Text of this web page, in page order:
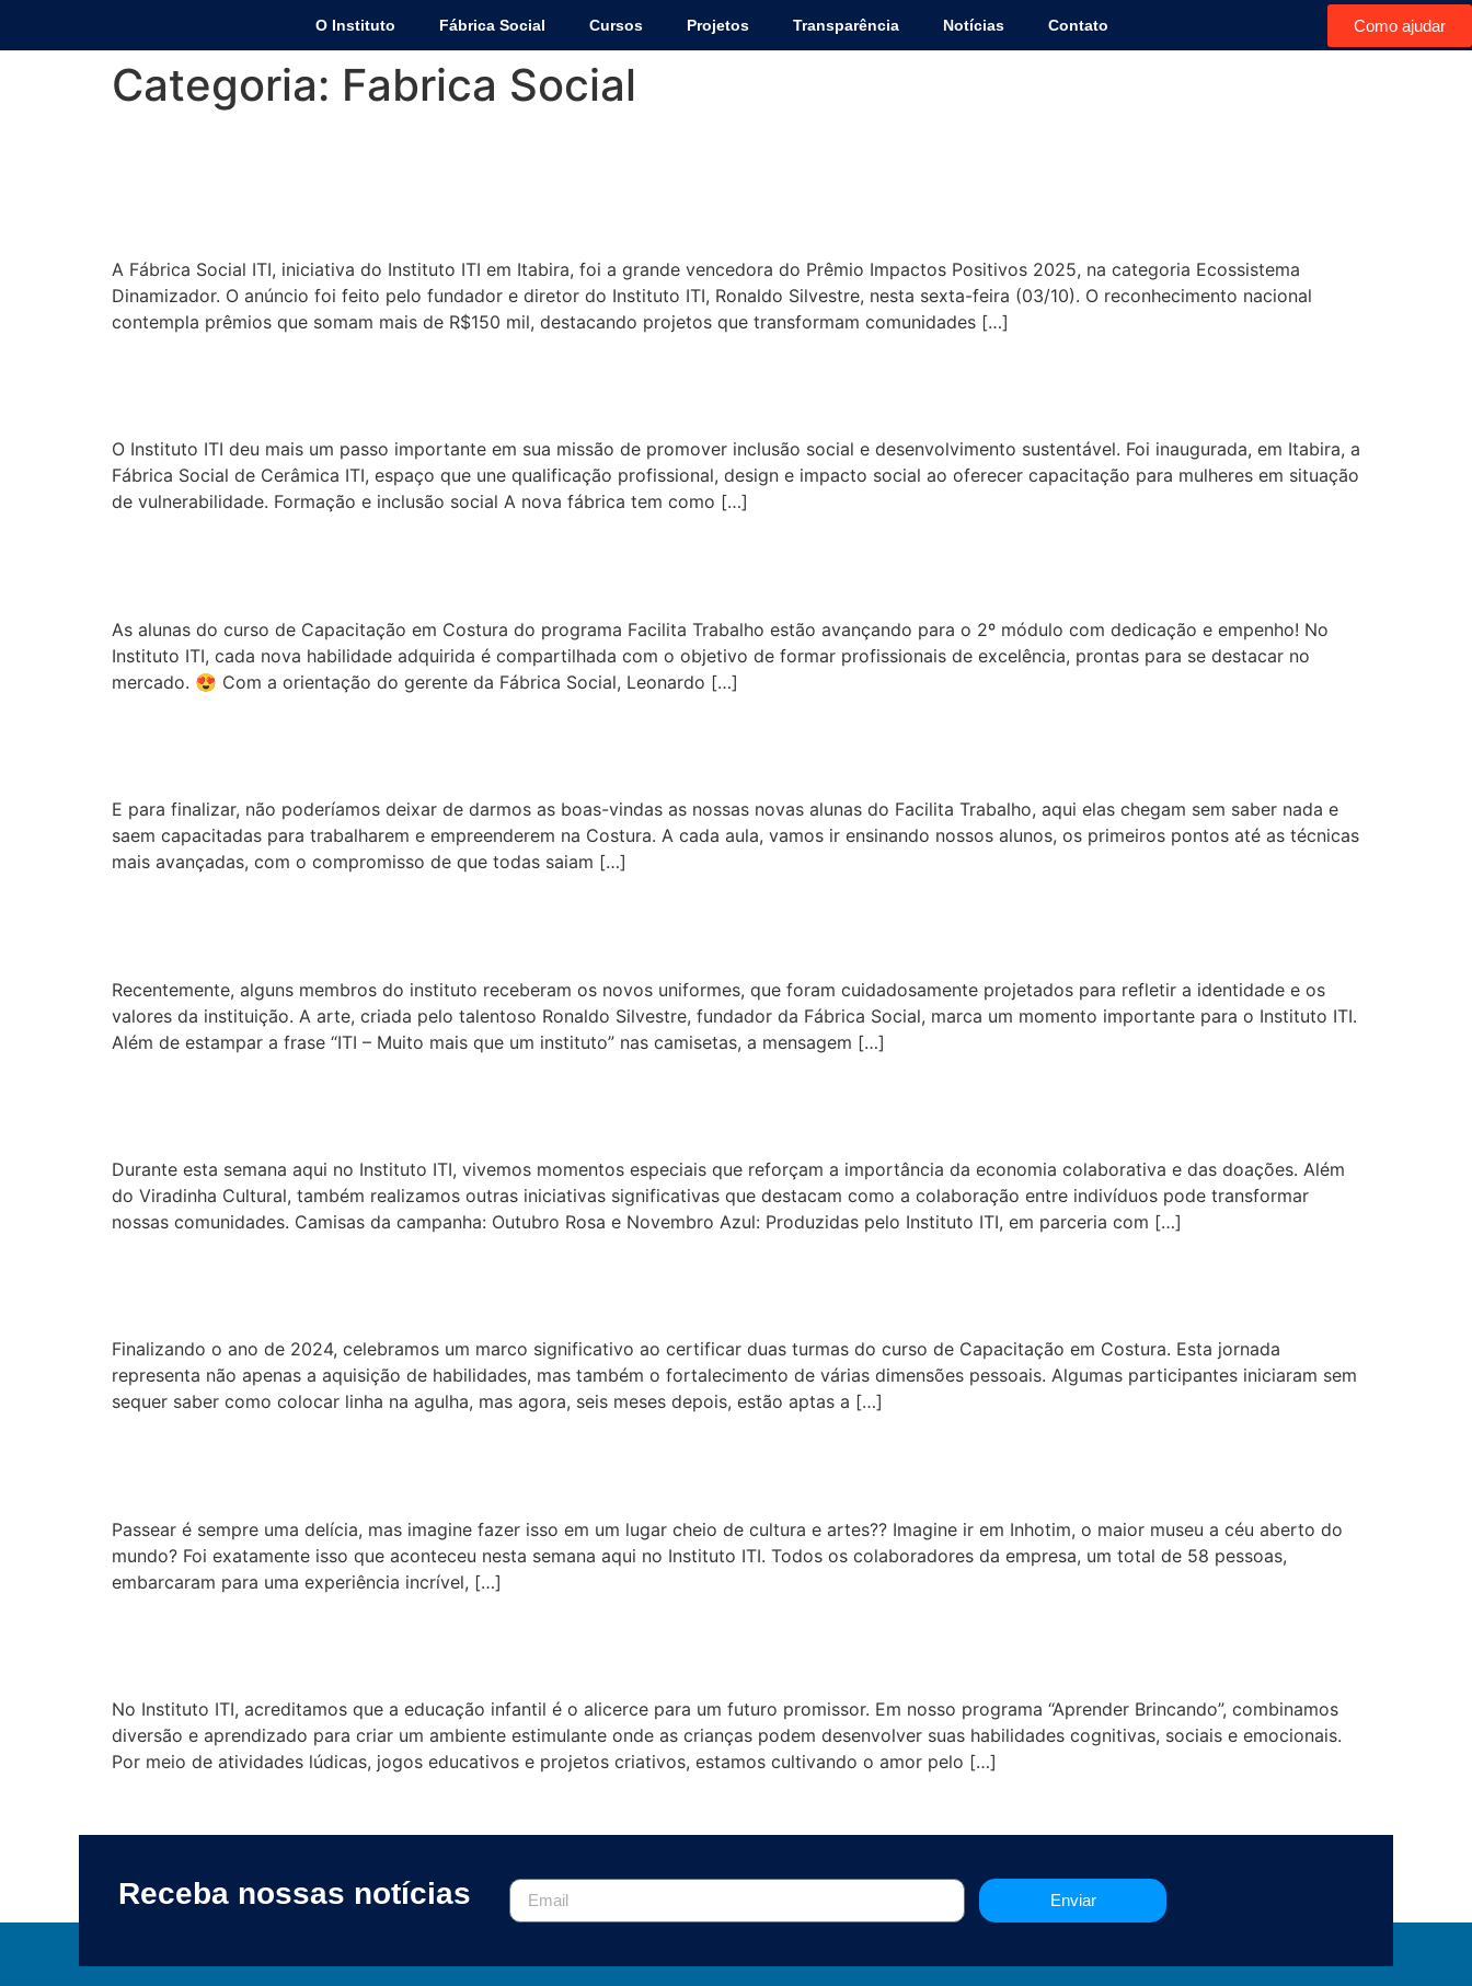
O Instituto Fábrica Social Cursos Projetos Transparência Notícias Contato Como ajudar
Categoria: Fabrica Social
A Fábrica Social ITI, iniciativa do Instituto ITI em Itabira, foi a grande vencedora do Prêmio Impactos Positivos 2025, na categoria Ecossistema
Dinamizador. O anúncio foi feito pelo fundador e diretor do Instituto ITI, Ronaldo Silvestre, nesta sexta-feira (03/10). O reconhecimento nacional
contempla prêmios que somam mais de R$150 mil, destacando projetos que transformam comunidades […]
O Instituto ITI deu mais um passo importante em sua missão de promover inclusão social e desenvolvimento sustentável. Foi inaugurada, em Itabira, a
Fábrica Social de Cerâmica ITI, espaço que une qualificação profissional, design e impacto social ao oferecer capacitação para mulheres em situação
de vulnerabilidade. Formação e inclusão social A nova fábrica tem como […]
As alunas do curso de Capacitação em Costura do programa Facilita Trabalho estão avançando para o 2º módulo com dedicação e empenho! No
Instituto ITI, cada nova habilidade adquirida é compartilhada com o objetivo de formar profissionais de excelência, prontas para se destacar no
mercado. 😍 Com a orientação do gerente da Fábrica Social, Leonardo […]
E para finalizar, não poderíamos deixar de darmos as boas-vindas as nossas novas alunas do Facilita Trabalho, aqui elas chegam sem saber nada e
saem capacitadas para trabalharem e empreenderem na Costura. A cada aula, vamos ir ensinando nossos alunos, os primeiros pontos até as técnicas
mais avançadas, com o compromisso de que todas saiam […]
Recentemente, alguns membros do instituto receberam os novos uniformes, que foram cuidadosamente projetados para refletir a identidade e os
valores da instituição. A arte, criada pelo talentoso Ronaldo Silvestre, fundador da Fábrica Social, marca um momento importante para o Instituto ITI.
Além de estampar a frase “ITI – Muito mais que um instituto” nas camisetas, a mensagem […]
Durante esta semana aqui no Instituto ITI, vivemos momentos especiais que reforçam a importância da economia colaborativa e das doações. Além
do Viradinha Cultural, também realizamos outras iniciativas significativas que destacam como a colaboração entre indivíduos pode transformar
nossas comunidades. Camisas da campanha: Outubro Rosa e Novembro Azul: Produzidas pelo Instituto ITI, em parceria com […]
Finalizando o ano de 2024, celebramos um marco significativo ao certificar duas turmas do curso de Capacitação em Costura. Esta jornada
representa não apenas a aquisição de habilidades, mas também o fortalecimento de várias dimensões pessoais. Algumas participantes iniciaram sem
sequer saber como colocar linha na agulha, mas agora, seis meses depois, estão aptas a […]
Passear é sempre uma delícia, mas imagine fazer isso em um lugar cheio de cultura e artes?? Imagine ir em Inhotim, o maior museu a céu aberto do
mundo? Foi exatamente isso que aconteceu nesta semana aqui no Instituto ITI. Todos os colaboradores da empresa, um total de 58 pessoas,
embarcaram para uma experiência incrível, […]
No Instituto ITI, acreditamos que a educação infantil é o alicerce para um futuro promissor. Em nosso programa “Aprender Brincando”, combinamos
diversão e aprendizado para criar um ambiente estimulante onde as crianças podem desenvolver suas habilidades cognitivas, sociais e emocionais.
Por meio de atividades lúdicas, jogos educativos e projetos criativos, estamos cultivando o amor pelo […]
Receba nossas notícias Enviar